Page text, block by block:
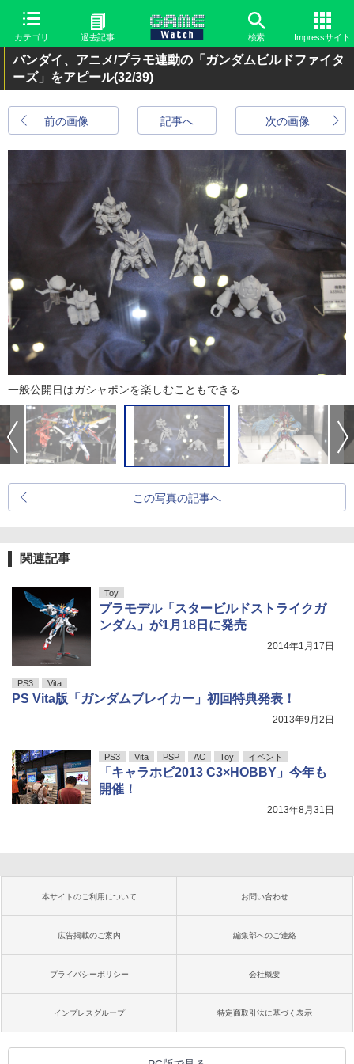
カテゴリ 過去記事 検索 Impressサイト
バンダイ、アニメ/プラモ連動の「ガンダムビルドファイタ
ーズ」をアピール(32/39)
前の画像 次の画像
記事へ
一般公開日はガシャポンを楽しむこともできる
この写真の記事へ
関連記事
Toy
プラモデル「スタービルドストライクガ
ンダム」が1月18日に発売
2014年1月17日
PS3 Vita
PS Vita版「ガンダムブレイカー」初回特典発表！
2013年9月2日
PS3 Vita PSP AC Toy イベント
「キャラホビ2013 C3×HOBBY」今年も
開催！
2013年8月31日
本サイトのご利用について お問い合わせ
広告掲載のご案内 編集部へのご連絡
プライバシーポリシー 会社概要
インプレスグループ 特定商取引法に基づく表示